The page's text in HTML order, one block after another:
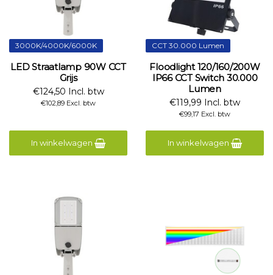
3000K/4000K/6000K
LED Straatlamp 90W CCT
Grijs
€124,50 Incl. btw
€102,89 Excl. btw
In winkelwagen
CCT 30.000 Lumen
Floodlight 120/160/200W
IP66 CCT Switch 30.000
Lumen
€119,99 Incl. btw
€99,17 Excl. btw
In winkelwagen